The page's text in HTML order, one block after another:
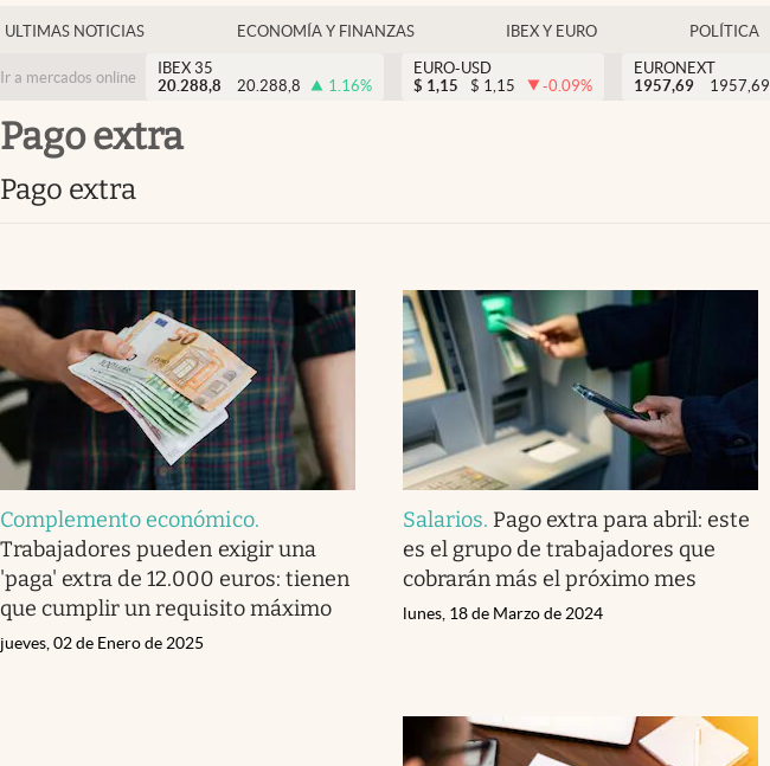
ULTIMAS NOTICIAS ECONOMÍA Y FINANZAS IBEX Y EURO POLÍTICA
Ir a mercados online
IBEX 35
20.288,8
20.288,8 1.16%
EURO-USD
$ 1,15 $ 1,15 -0.09%
EURONEXT
1957,69
1957,69
pago extra
pago extra
Complemento económico.
Trabajadores pueden exigir una
'paga' extra de 12.000 euros: tienen
que cumplir un requisito máximo
jueves, 02 de Enero de 2025
Salarios. Pago extra para abril: este
es el grupo de trabajadores que
cobrarán más el próximo mes
lunes, 18 de Marzo de 2024